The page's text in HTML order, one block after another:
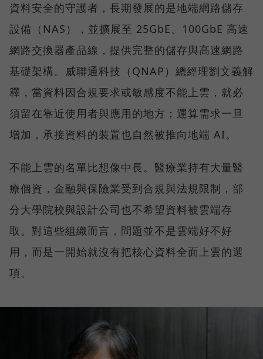
資料安全的守護者，長期發展的是地端網路儲存
設備（NAS），並擴展至 25GbE、100GbE 高速
網路交換器產品線，提供完整的儲存與高速網路
基礎架構。威聯通科技（QNAP）總經理劉文義解
釋，當資料因合規要求或敏感度不能上雲，就必
須留在靠近使用者與應用的地方；運算需求一旦
增加，承接資料的裝置也自然被推向地端 AI。
不能上雲的名單比想像中長。醫療業持有大量醫
療個資，金融與保險業受到合規與法規限制，部
分大學院校與設計公司也不希望資料被雲端存
取。對這些組織而言，問題並不是雲端好不好
用，而是一開始就沒有把核心資料全面上雲的選
項。